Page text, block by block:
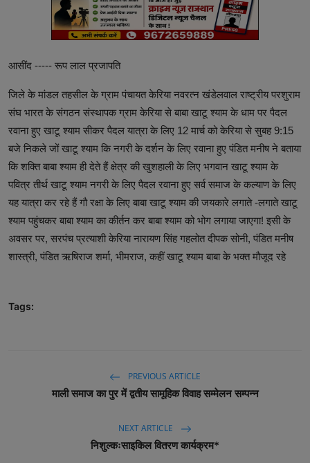
आसींद ----- रूप लाल प्रजापति
जिले के मांडल तहसील के ग्राम पंचायत केरिया नवरत्न खंडेलवाल राष्ट्रीय परशुराम
संघ भारत के संगठन संस्थापक ग्राम केरिया से बाबा खाटू श्याम के धाम पर पैदल
रवाना हुए खाटू श्याम सीकर पैदल यात्रा के लिए 12 मार्च को केरिया से सुबह 9:15
बजे निकले जों खाटू श्याम कि नगरी के दर्शन के लिए रवाना हुए पंडित मनीष ने बताया
कि शक्ति बाबा श्याम ही देते हैं क्षेत्र की खुशहाली के लिए भगवान खाटू श्याम के
पवित्र तीर्थ खाटू श्याम नगरी के लिए पैदल रवाना हुए सर्व समाज के कल्याण के लिए
यह यात्रा कर रहे हैं गौ रक्षा के लिए बाबा खाटू श्याम की जयकारे लगाते -लगाते खाटू
श्याम पहुंचकर बाबा श्याम का कीर्तन कर बाबा श्याम को भोग लगाया जाएगा! इसी के
अवसर पर, सरपंच प्रत्याशी केरिया नारायण सिंह गहलोत दीपक सोनी, पंडित मनीष
शास्त्री, पंडित ऋषिराज शर्मा, भीमराज, कहीं खाटू श्याम बाबा के भक्त मौजूद रहे
Tags:
PREVIOUS ARTICLE
माली समाज का पुर में द्वतीय सामूहिक विवाह सम्मेलन सम्पन्न
NEXT ARTICLE
निशुल्कःसाइकिल वितरण कार्यक्रम*